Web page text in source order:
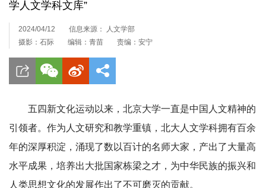
学人文学科文库”
2024/04/12
信息来源： 人文学部
摄影：石际
编辑：青苗 责编：安宁
五四新文化运动以来，北京大学一直是中国人文精神的
引领者。作为人文研究和教学重镇，北大人文学科拥有百余
年的深厚积淀，涌现了数以百计的名师大家，产出了大量高
水平成果，培养出大批国家栋梁之才，为中华民族的振兴和
人类思想文化的发展作出了不可磨灭的贡献。